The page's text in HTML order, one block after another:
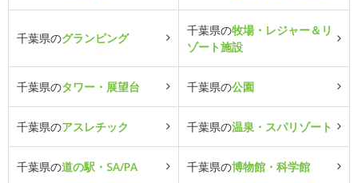
千葉県のグランピング
千葉県の牧場・レジャー＆リ
ゾート施設
千葉県のタワー・展望台 千葉県の公園
千葉県のアスレチック 千葉県の温泉・スパリゾート
千葉県の道の駅・SA/PA 千葉県の博物館・科学館